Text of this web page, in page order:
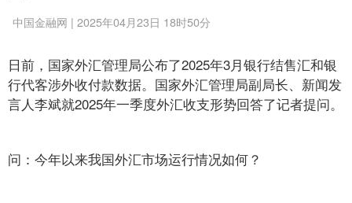
中国金融网 | 2025年04月23日 18时50分
日前，国家外汇管理局公布了2025年3月银行结售汇和银
行代客涉外收付款数据。国家外汇管理局副局长、新闻发
言人李斌就2025年一季度外汇收支形势回答了记者提问。
问：今年以来我国外汇市场运行情况如何？